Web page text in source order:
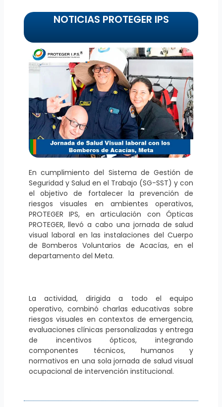
NOTICIAS PROTEGER IPS
En cumplimiento del Sistema de Gestión de
Seguridad y Salud en el Trabajo (SG-SST) y con
el objetivo de fortalecer la prevención de
riesgos visuales en ambientes operativos,
PROTEGER IPS, en articulación con Ópticas
PROTEGER, llevó a cabo una jornada de salud
visual laboral en las instalaciones del Cuerpo
de Bomberos Voluntarios de Acacías, en el
departamento del Meta.
La actividad, dirigida a todo el equipo
operativo, combinó charlas educativas sobre
riesgos visuales en contextos de emergencia,
evaluaciones clínicas personalizadas y entrega
de incentivos ópticos, integrando
componentes técnicos, humanos y
normativos en una sola jornada de salud visual
ocupacional de intervención institucional.